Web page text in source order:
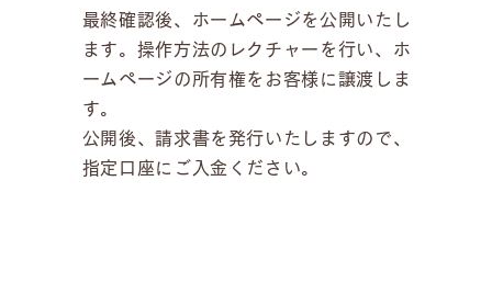
最終確認後、ホームページを公開いたし
ます。操作方法のレクチャーを行い、ホ
ームページの所有権をお客様に譲渡しま
す。
公開後、請求書を発行いたしますので、
指定口座にご入金ください。